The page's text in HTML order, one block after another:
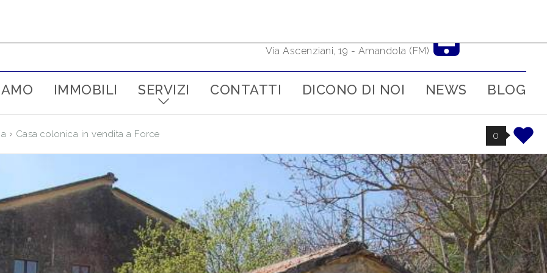
Via Ascenziani, 19 - Amandola (FM)
IMMOBILI SERVIZI CONTATTI DICONO DI NOI NEWS BLOG
› Casa colonica in vendita a Force 0